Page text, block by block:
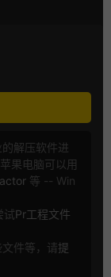
解压软件进
果电脑可以用
等 -- Win
试Pr工程文件
件等，请提